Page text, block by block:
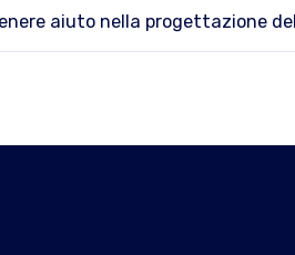
aiuto nella progettazione